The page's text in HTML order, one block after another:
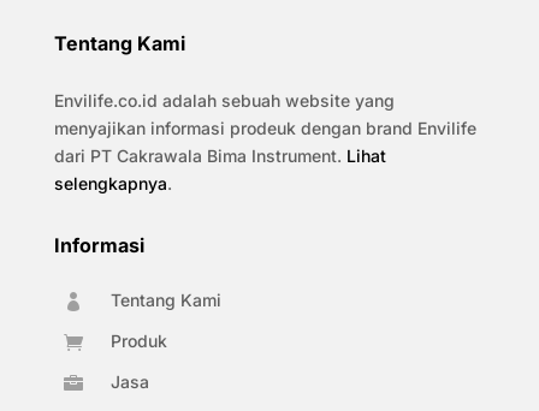
Tentang Kami
Envilife.co.id adalah sebuah website yang
menyajikan informasi prodeuk dengan brand Envilife
dari PT Cakrawala Bima Instrument. Lihat
selengkapnya.
Informasi
 Tentang Kami
 Produk
 Jasa